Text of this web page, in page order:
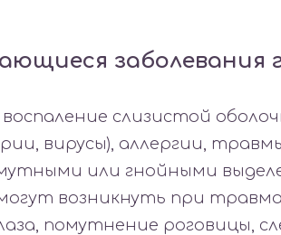
заболевания
воспаление слизистой
вирусы), аллергии,
или гнойными
возникнуть при
помутнение роговицы,